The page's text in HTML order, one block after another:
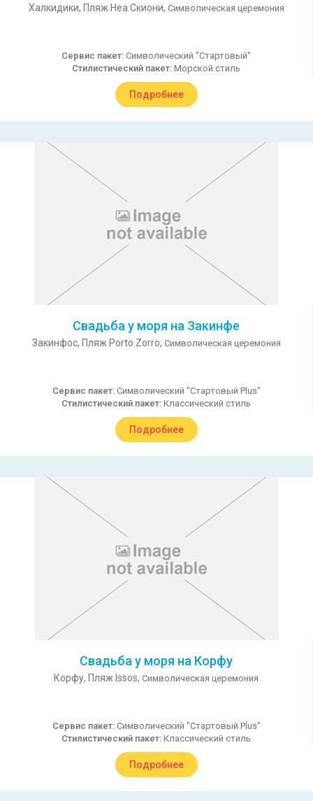
Халкидики, Пляж Неа Скиони, Символическая церемония
Сервис пакет: Символический "Стартовый"
Стилистический пакет: Морской стиль
Подробнее
Свадьба у моря на Закинфе
Закинфос, Пляж Porto Zorro, Символическая церемония
Сервис пакет: Символический "Стартовый Plus"
Стилистический пакет: Классический стиль
Подробнее
Свадьба у моря на Корфу
Корфу, Пляж Issos, Символическая церемония
Сервис пакет: Символический "Стартовый Plus"
Стилистический пакет: Классический стиль
Подробнее